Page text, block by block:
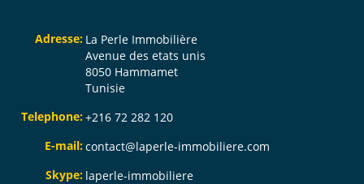
Adresse: La Perle Immobilière
Avenue des etats unis
8050 Hammamet
Tunisie
Telephone:+216 72 282 120
E-mail:contact@laperle-immobiliere.com
Skype: laperle-immobiliere